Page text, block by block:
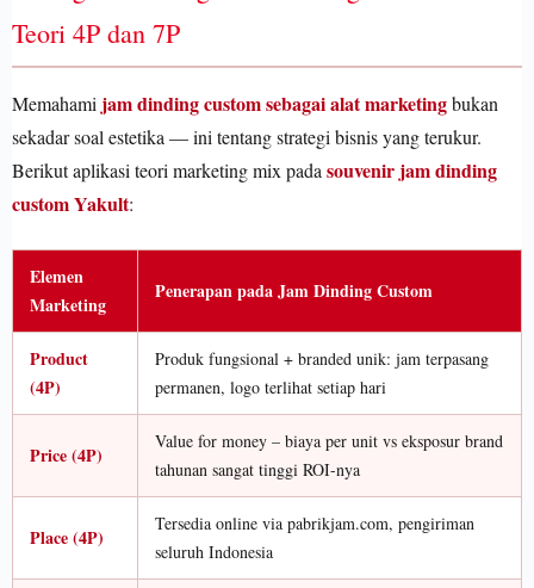
Teori 4P dan 7P
Memahami jam dinding custom sebagai alat marketingbukan
sekadar soal estetika — ini tentang strategi bisnis yang terukur.
Berikut aplikasi teori marketing mix pada souvenir jam dinding
custom Yakult:
Elemen
Marketing
Penerapan pada Jam Dinding Custom
Product
(4P)
Produk fungsional + branded unik: jam terpasang
permanen, logo terlihat setiap hari
Price (4P)
Value for money – biaya per unit vs eksposur brand
tahunan sangat tinggi ROI-nya
Place (4P)
Tersedia online via pabrikjam.com, pengiriman
seluruh Indonesia